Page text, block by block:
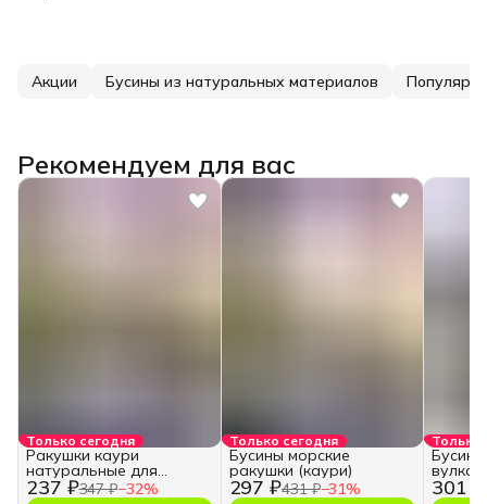
Акции Бусины из натуральных материалов
Рекомендуем для вас
Только сегодня
237 ₽347 ₽−32%
Ракушки каури
натуральные для
творчества и рукоделия
Только сегодня
297 ₽431 ₽−31%
Бусины морские
ракушки (каури)
Только
301 ₽